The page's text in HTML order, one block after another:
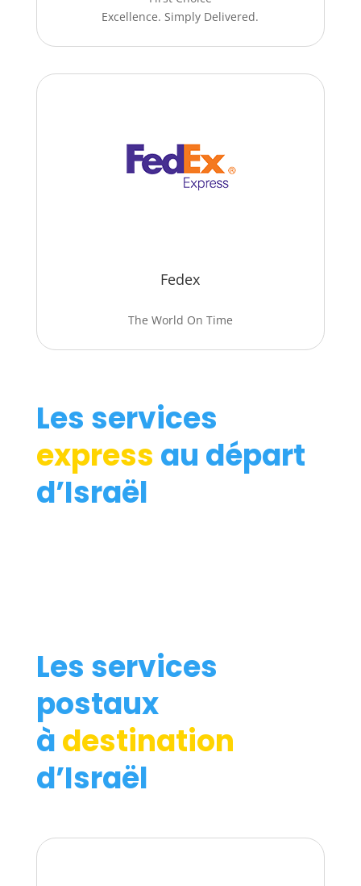
Excellence. Simply Delivered.
Fedex
The World On Time
Les services
express au départ
d’Israël
Les services
postaux
àdestination
d’Israël